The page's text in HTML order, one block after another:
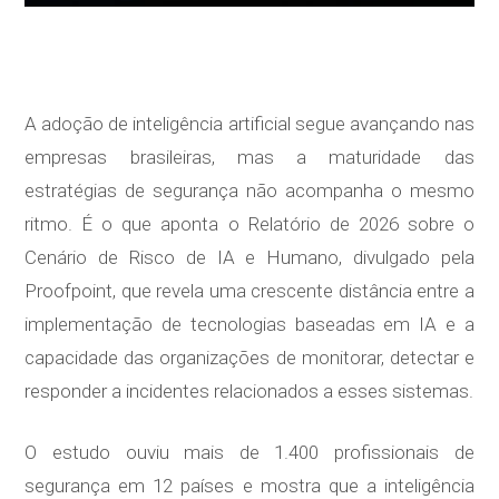
A adoção de inteligência artificial segue avançando nas
empresas brasileiras, mas a maturidade das
estratégias de segurança não acompanha o mesmo
ritmo. É o que aponta o Relatório de 2026 sobre o
Cenário de Risco de IA e Humano, divulgado pela
Proofpoint, que revela uma crescente distância entre a
implementação de tecnologias baseadas em IA e a
capacidade das organizações de monitorar, detectar e
responder a incidentes relacionados a esses sistemas.
O estudo ouviu mais de 1.400 profissionais de
segurança em 12 países e mostra que a inteligência